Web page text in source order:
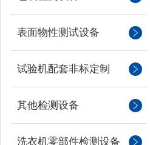
表面物性测试设备
试验机配套非标定制
其他检测设备
洗衣机零部件检测设备